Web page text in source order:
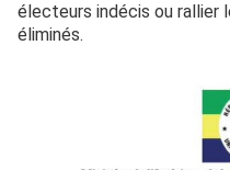
électeurs indécis ou rallier
éliminés.